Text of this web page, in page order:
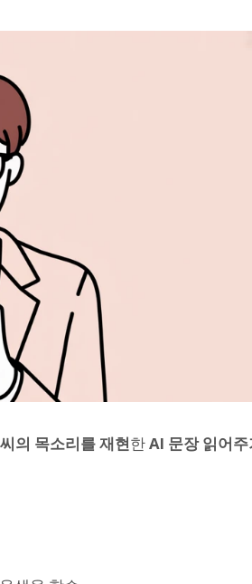
의 목소리를 재현한AI 문장 읽어주